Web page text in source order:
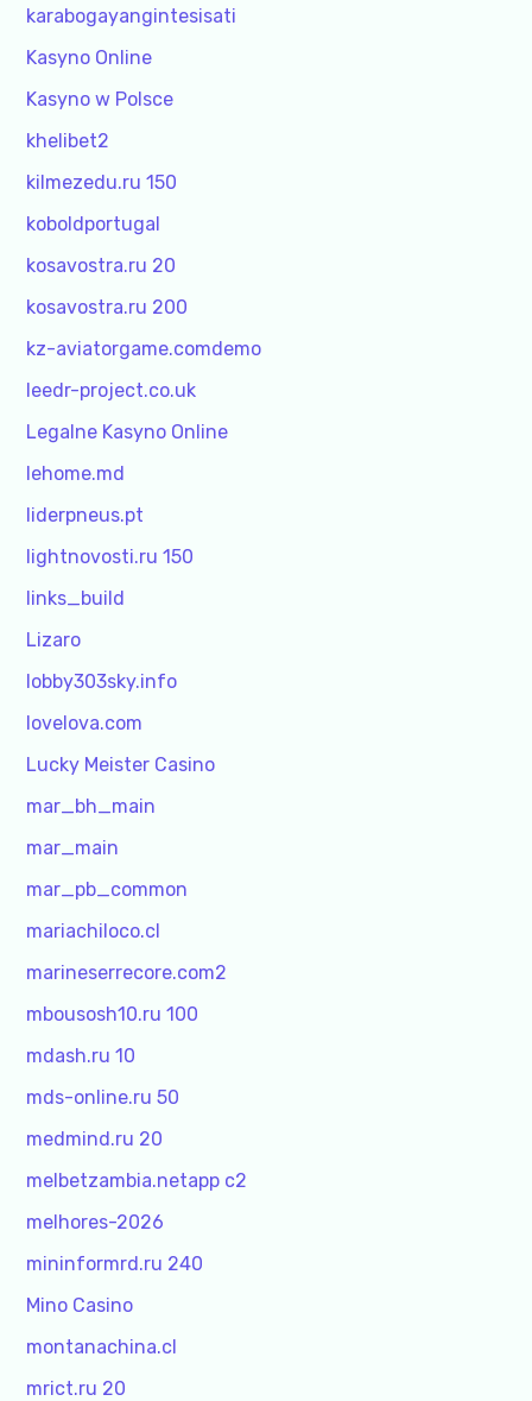
karabogayangintesisati
Kasyno Online
Kasyno w Polsce
khelibet2
kilmezedu.ru 150
koboldportugal
kosavostra.ru 20
kosavostra.ru 200
kz-aviatorgame.comdemo
leedr-project.co.uk
Legalne Kasyno Online
lehome.md
liderpneus.pt
lightnovosti.ru 150
links_build
Lizaro
lobby303sky.info
lovelova.com
Lucky Meister Casino
mar_bh_main
mar_main
mar_pb_common
mariachiloco.cl
marineserrecore.com2
mbousosh10.ru 100
mdash.ru 10
mds-online.ru 50
medmind.ru 20
melbetzambia.netapp c2
melhores-2026
mininformrd.ru 240
Mino Casino
montanachina.cl
mrict.ru 20